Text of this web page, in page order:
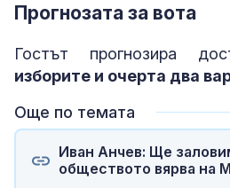
Прогнозата за вота
Гостът прогнозира
изборите и очерта два
Още по темата
Иван Анчев: Ще
обществото вярва на